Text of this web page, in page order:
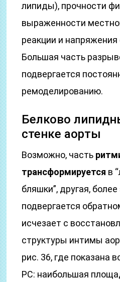
липиды), прочности
выраженности
реакции и напряжения
Большая часть
подвергается
ремоделированию.
Белково
стенке аорты
Возможно, часть
трансформируется в
бляшки”, другая,
подвергается
исчезает с
структуры интимы
рис. 36, где показана
PC: наибольшая